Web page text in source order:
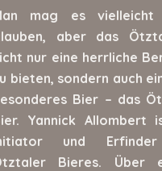
mag es vielleicht
aber das
nur eine herrliche
bieten, sondern auch
Bier – das
Yannick Allombert
und
Bieres. Über